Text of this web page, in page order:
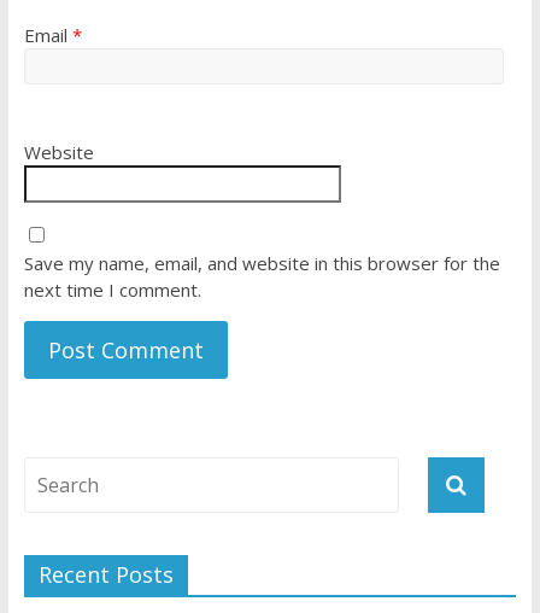
Email *
Website
Save my name, email, and website in this browser for the
next time I comment.
Recent Posts